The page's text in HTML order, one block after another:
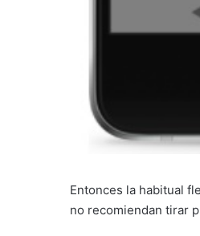
Entonces la habitual
no recomiendan tirar